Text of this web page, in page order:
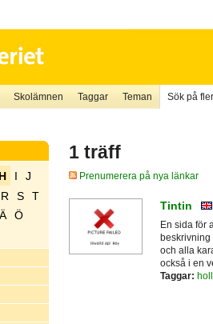
Skolämnen Taggar Teman Sök på
H I
J
R S
T
Ä
Ö
1 träff
Prenumerera på nya länkar
Tintin
En sida för
beskrivning
och alla
också i en
Taggar: